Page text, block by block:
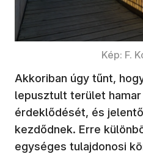
Kép: F.
Akkoriban úgy tűnt,
lepusztult terület
érdeklődését, és
kezdődnek. Erre
egységes tulajdonosi